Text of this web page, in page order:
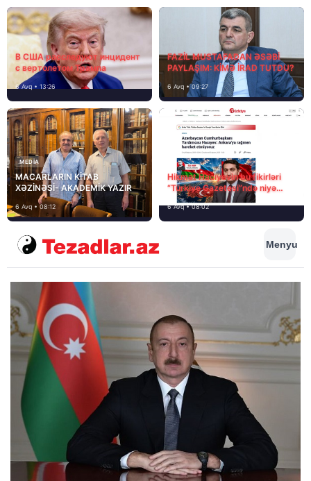
В США расследуют инцидент
с вертолетом Трампа
6 Avq • 13:26
FAZİL MUSTAFADAN ƏSƏBİ
PAYLAŞIM: KİMƏ İRAD TUTDU?
6 Avq • 09:27
MEDİA
MACARLARIN KİTAB
XƏZİNƏSİ- AKADEMİK YAZIR
6 Avq • 08:12
Hikmət Hacıyevin bu fikirləri
“Türkiye Gazetesi”ndə niyə
təhrif edilib?
6 Avq • 08:02
Menyu